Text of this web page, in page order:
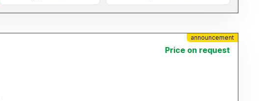
announcement
Price on request